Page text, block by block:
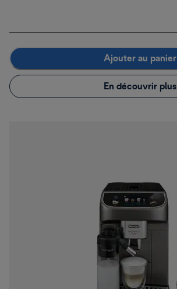
Ajouter au panier
En découvrir plus